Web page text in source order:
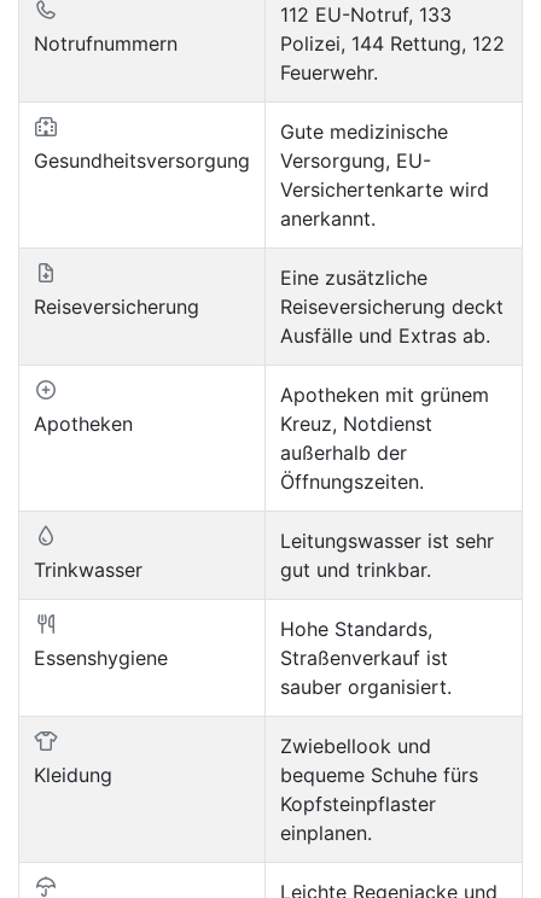
Notrufnummern
112 EU-Notruf, 133
Polizei, 144 Rettung, 122
Feuerwehr.
Gesundheitsversorgung
Gute medizinische
Versorgung, EU-
Versichertenkarte wird
anerkannt.
Reiseversicherung
Eine zusätzliche
Reiseversicherung deckt
Ausfälle und Extras ab.
Apotheken
Apotheken mit grünem
Kreuz, Notdienst
außerhalb der
Öffnungszeiten.
Trinkwasser
Leitungswasser ist sehr
gut und trinkbar.
Essenshygiene
Hohe Standards,
Straßenverkauf ist
sauber organisiert.
Kleidung
Zwiebellook und
bequeme Schuhe fürs
Kopfsteinpflaster
einplanen.
Leichte Regenjacke und